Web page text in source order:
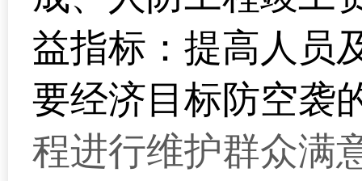
益指标：提高人员
要经济目标防空袭
程进行维护群众满